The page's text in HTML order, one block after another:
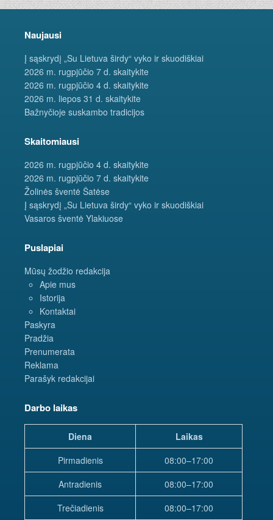
Naujausi
Į sąskrydį „Su Lietuva širdy“ vyko ir skuodiškiai
2026 m. rugpjūčio 7 d. skaitykite
2026 m. rugpjūčio 4 d. skaitykite
2026 m. liepos 31 d. skaitykite
Bažnyčioje suskambo tradicijos
Skaitomiausi
2026 m. rugpjūčio 4 d. skaitykite
2026 m. rugpjūčio 7 d. skaitykite
Žolinės šventė Šatėse
Į sąskrydį „Su Lietuva širdy“ vyko ir skuodiškiai
Vasaros šventė Ylakiuose
Puslapiai
Mūsų žodžio redakcija
Apie mus
Istorija
Kontaktai
Paskyra
Pradžia
Prenumerata
Reklama
Parašyk redakcijai
Darbo laikas
Diena
Laikas
Pirmadienis
08:00–17:00
Antradienis
08:00–17:00
Trečiadienis
08:00–17:00